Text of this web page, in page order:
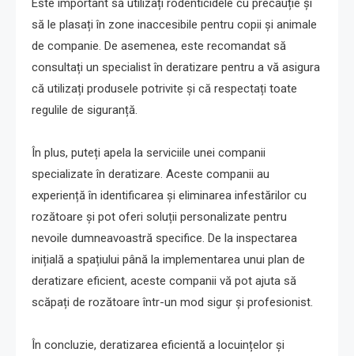
Este important să utilizați rodenticidele cu precauție și
să le plasați în zone inaccesibile pentru copii și animale
de companie. De asemenea, este recomandat să
consultați un specialist în deratizare pentru a vă asigura
că utilizați produsele potrivite și că respectați toate
regulile de siguranță.
În plus, puteți apela la serviciile unei companii
specializate în deratizare. Aceste companii au
experiență în identificarea și eliminarea infestărilor cu
rozătoare și pot oferi soluții personalizate pentru
nevoile dumneavoastră specifice. De la inspectarea
inițială a spațiului până la implementarea unui plan de
deratizare eficient, aceste companii vă pot ajuta să
scăpați de rozătoare într-un mod sigur și profesionist.
În concluzie, deratizarea eficientă a locuințelor și